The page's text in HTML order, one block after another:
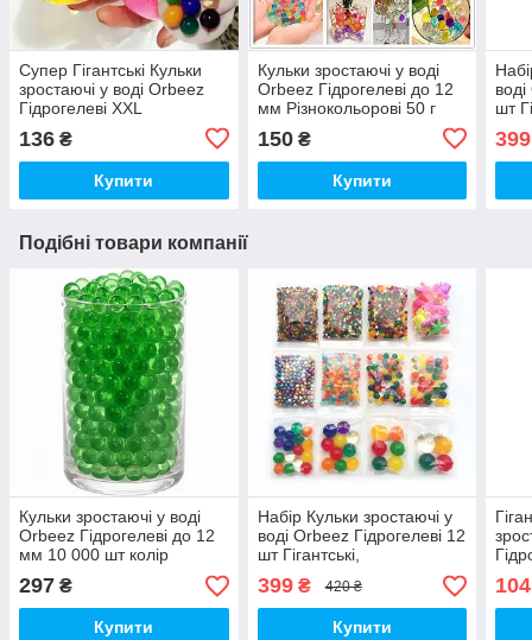
Супер Гігантські Кульки
зростаючі у воді Orbeez
Гідрогелеві XXL
(00441)
136 ₴
Купити
Кульки зростаючі у воді
Orbeez Гідрогелеві до 12
мм Різнокольорові 50 г
150₴
Купити
шт
399
Подібні товари компанії
Кульки зростаючі у воді
Orbeez Гідрогелеві до 12
мм 10 000 шт колір
Зелений (01838)
297 ₴
Купити
Набір Кульки зростаючі у
воді Orbeez Гідрогелеві 12
шт Гігантські,
Перламутрові, Орбіз, що
світяться (00422)
399₴ 420 ₴
Купити
104